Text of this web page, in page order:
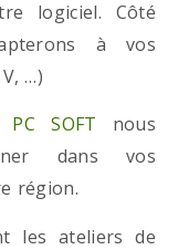
logiciel. Côté
à vos
…)
PC SOFT nous
dans vos
région.
les ateliers de